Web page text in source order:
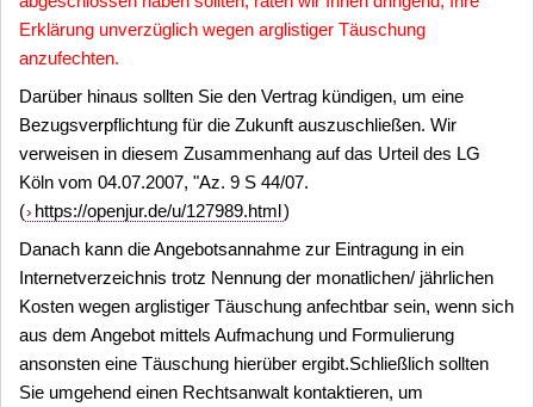
Erklärung unverzüglich wegen arglistiger Täuschung
anzufechten.
Darüber hinaus sollten Sie den Vertrag kündigen, um eine
Bezugsverpflichtung für die Zukunft auszuschließen. Wir
verweisen in diesem Zusammenhang auf das Urteil des LG
Köln vom 04.07.2007, "Az. 9 S 44/07.
(
https://openjur.de/u/127989.html )
Danach kann die Angebotsannahme zur Eintragung in ein
Internetverzeichnis trotz Nennung der monatlichen/ jährlichen
Kosten wegen arglistiger Täuschung anfechtbar sein, wenn sich
aus dem Angebot mittels Aufmachung und Formulierung
ansonsten eine Täuschung hierüber ergibt.Schließlich sollten
Sie umgehend einen Rechtsanwalt kontaktieren, um